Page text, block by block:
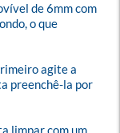
de 6mm com
o que
agite a
preenchê-la por
limpar com um